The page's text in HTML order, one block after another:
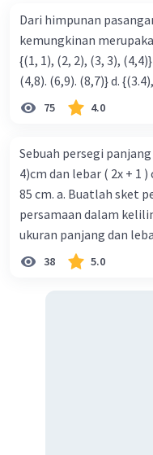
Dari himpunan
kemungkinan merupakan ko- respondensi
{(1, 1), (2, 2), (3, 3), (4,4)} b. {(1, 2), (2, 3), (3, 4). (4,5)} c. {(2,7).
(4,8). (6,9).
75 4.0
Sebuah persegi
4)cm dan lebar ( 2x + 1
85 cm. a. Buatlah sket
persamaan dalam
ukuran panjang dan
38 5.0